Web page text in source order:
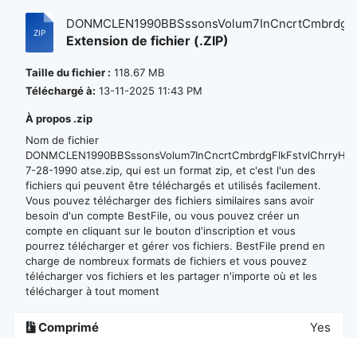
DONMCLEN1990BBSssonsVolum7InCncrtCmbrdg...
Extension de fichier (.ZIP)
Taille du fichier : 118.67 MB
Téléchargé à: 13-11-2025 11:43 PM
À propos .zip
Nom de fichier
7-28-1990 atse.zip, qui est un format zip, et c'est l'un des
fichiers qui peuvent être téléchargés et utilisés facilement.
Vous pouvez télécharger des fichiers similaires sans avoir
besoin d'un compte BestFile, ou vous pouvez créer un
compte en cliquant sur le bouton d'inscription et vous
pourrez télécharger et gérer vos fichiers. BestFile prend en
charge de nombreux formats de fichiers et vous pouvez
télécharger vos fichiers et les partager n'importe où et les
télécharger à tout moment
Comprimé Yes